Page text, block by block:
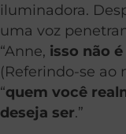
iluminadora.
uma voz
“Anne, isso não
(Referindo-se ao
“quem você
deseja ser.”